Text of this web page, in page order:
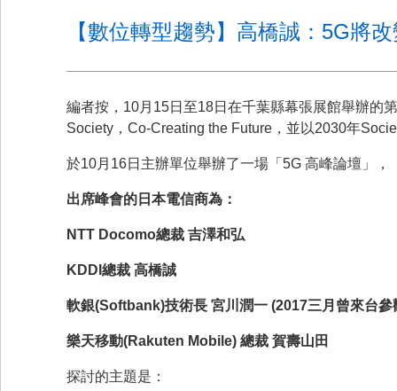
【數位轉型趨勢】高橋誠：5G將
編者按，10月15日至18日在千葉縣幕張展館舉辦的
Society，Co-Creating the Future，並以2030年
於10月16日主辦單位舉辦了一場「5G 高峰論壇」，
出席峰會的日本電信商為：
NTT Docomo總裁 吉澤和弘
KDDI 總裁 高橋誠
軟銀(Softbank)技術長 宮川潤一 (2017三月曾來台參
樂天移動(Rakuten Mobile) 總裁 賀壽山田
探討的主題是：